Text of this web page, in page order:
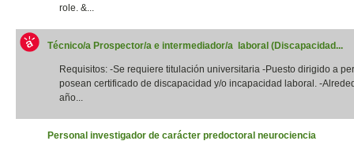
role. &...
Técnico/a Prospector/a e intermediador/a laboral (Discapacidad...
Requisitos: -Se requiere titulación universitaria -Puesto dirigido a
posean certificado de discapacidad y/o incapacidad laboral. -
año...
Personal investigador de carácter predoctoral neurociencia